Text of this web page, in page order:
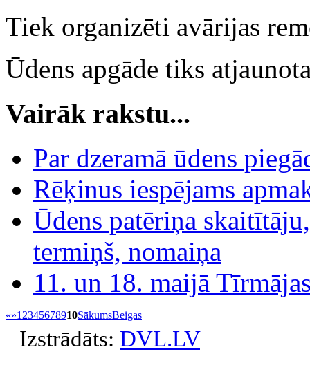
Tiek organizēti avārijas
Ūdens apgāde tiks
Vairāk rakstu...
Par dzeramā ūdens
Rēķinus iespējams
Ūdens patēriņa
termiņš, nomaiņa
11. un 18. maijā
«»1 2345678910SākumsBeigas
Izstrādāts: DVL.LV